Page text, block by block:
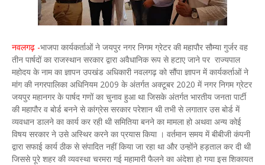
नवलगढ़ -भाजपा कार्यकर्ताओं ने जयपुर नगर निगम ग्रेटर की महापौर सौम्या गुर्जर वह
तीन पार्षदों का राजस्थान सरकार द्वारा अवैधानिक रूप से हटाए जाने पर राज्यपाल
महोदय के नाम का ज्ञापन उपखंड अधिकारी नवलगढ़ को सौंपा ज्ञापन में कार्यकर्ताओं ने
मांग की नगरपालिका अधिनियम 2009 के अंतर्गत अक्टूबर 2020 में नगर निगम ग्रेटर
जयपुर महानगर के पार्षद गणों का चुनाव हुआ था जिसके अंतर्गत भारतीय जनता पार्टी
की महापौर व बोर्ड बनने से कांग्रेस सरकार परेशान थी तभी से लगातार उस बोर्ड में
व्यवधान डालने का कार्य कर रही थी समितिया बनने का मामला हो अथवा अन्य कोई
विषय सरकार ने उसे अस्थिर करने का प्रयास किया । वर्तमान समय में बीबीजी कंपनी
द्वारा सफाई कार्य ठीक से संपादित नहीं किया जा रहा था और उन्होंने हड़ताल कर दी थी
जिससे पूरे शहर की व्यवस्था चरमरा गई महामारी फैलने का अंदेशा हो गया इस शिकायत